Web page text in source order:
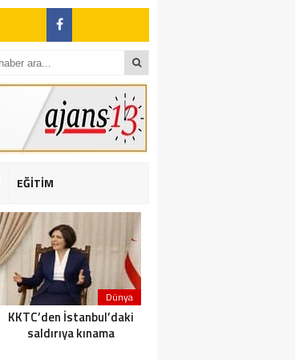
EĞİTİM
Dünya
KKTC’den İstanbul’daki
saldırıya kınama